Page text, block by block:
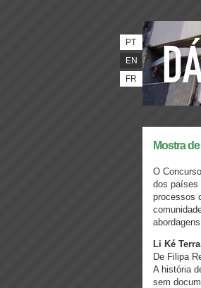
PT
EN
FR
Mostra
O
dos países
processos
Li Ké Terra
De Filipa
A história
sem